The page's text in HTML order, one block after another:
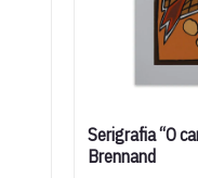
Serigrafia “O
Brennand